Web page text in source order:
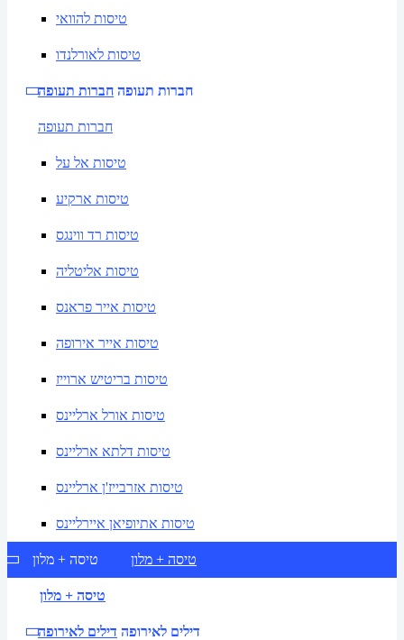
טיסות להוואי
טיסות לאורלנדו
חברות תעופה חברות תעופה
חברות תעופה
טיסות אל על
טיסות ארקיע
טיסות רד ווינגס
טיסות אליטליה
טיסות אייר פראנס
טיסות אייר אירופה
טיסות בריטיש ארוייז
טיסות אורל ארליינס
טיסות דלתא ארליינס
טיסות אזרבייז'ן ארליינס
טיסות אתיופיאן איירליינס
טיסה + מלון טיסה + מלון
טיסה + מלון
דילים לאירופה דילים לאירופה